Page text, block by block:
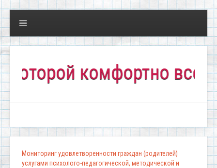
комфортно всем!"
Мониторинг удовлетворенности граждан (родителей)
услугами психолого-педагогической, методической и